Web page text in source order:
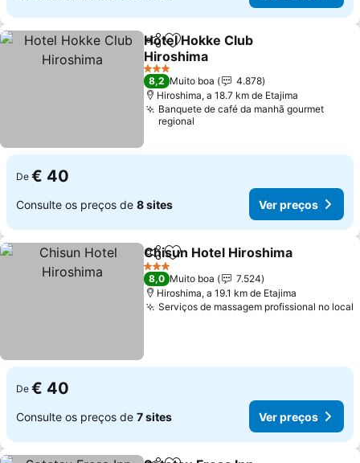
PartilharAdicionar aos favoritos
Hotel Hokke Club
Hiroshima
3 Estrelas
8,2 Muito boa
4.878
Hiroshima, a 18.7 km de Etajima
Banquete de café da manhã gourmet
regional
De € 40
Consulte os preços de 8 sites Ver preços
PartilharAdicionar aos favoritos
Chisun Hotel Hiroshima
3 Estrelas
8,0 Muito boa
7.524
Hiroshima, a 19.1 km de Etajima
Serviços de massagem profissional no local
De € 40
Consulte os preços de 7 sites Ver preços